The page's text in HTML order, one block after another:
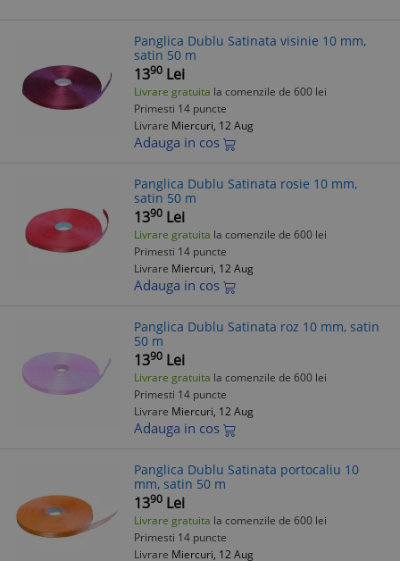
Panglica Dublu Satinata visinie 10 mm,
satin 50 m
1390 Lei
Livrare gratuita la comenzile de 600 lei
Primesti 14 puncte
Livrare Miercuri, 12 Aug
Adauga in cos
Panglica Dublu Satinata rosie 10 mm,
satin 50 m
1390 Lei
Livrare gratuita la comenzile de 600 lei
Primesti 14 puncte
Livrare Miercuri, 12 Aug
Adauga in cos
Panglica Dublu Satinata roz 10 mm, satin
50 m
1390 Lei
Livrare gratuita la comenzile de 600 lei
Primesti 14 puncte
Livrare Miercuri, 12 Aug
Adauga in cos
Panglica Dublu Satinata portocaliu 10
mm, satin 50 m
1390 Lei
Livrare gratuita la comenzile de 600 lei
Primesti 14 puncte
Livrare Miercuri, 12 Aug